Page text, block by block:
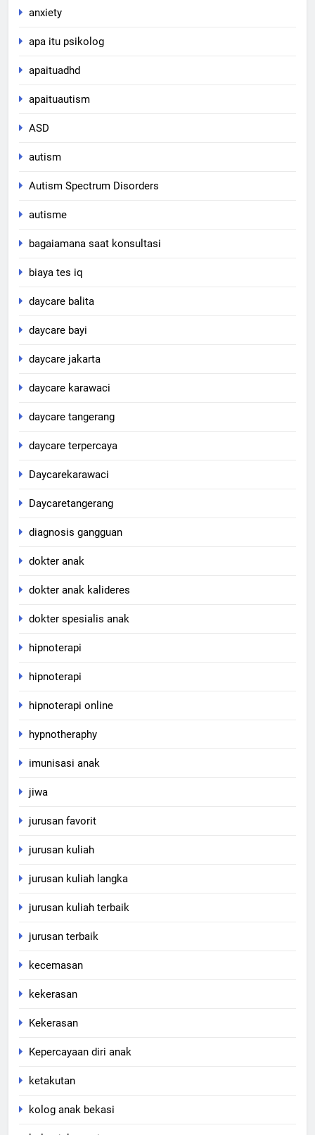
anxiety
apa itu psikolog
apaituadhd
apaituautism
ASD
autism
Autism Spectrum Disorders
autisme
bagaiamana saat konsultasi
biaya tes iq
daycare balita
daycare bayi
daycare jakarta
daycare karawaci
daycare tangerang
daycare terpercaya
Daycarekarawaci
Daycaretangerang
diagnosis gangguan
dokter anak
dokter anak kalideres
dokter spesialis anak
hipnoterapi
hipnoterapi
hipnoterapi online
hypnotheraphy
imunisasi anak
jiwa
jurusan favorit
jurusan kuliah
jurusan kuliah langka
jurusan kuliah terbaik
jurusan terbaik
kecemasan
kekerasan
Kekerasan
Kepercayaan diri anak
ketakutan
kolog anak bekasi